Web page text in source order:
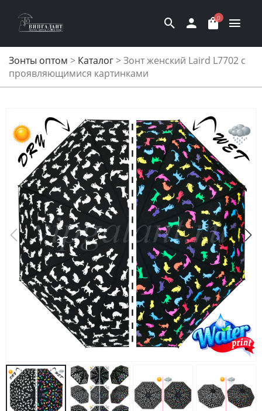
0
Зонты оптом > Каталог>Зонт женский Laird L7702 с
проявляющимися картинками